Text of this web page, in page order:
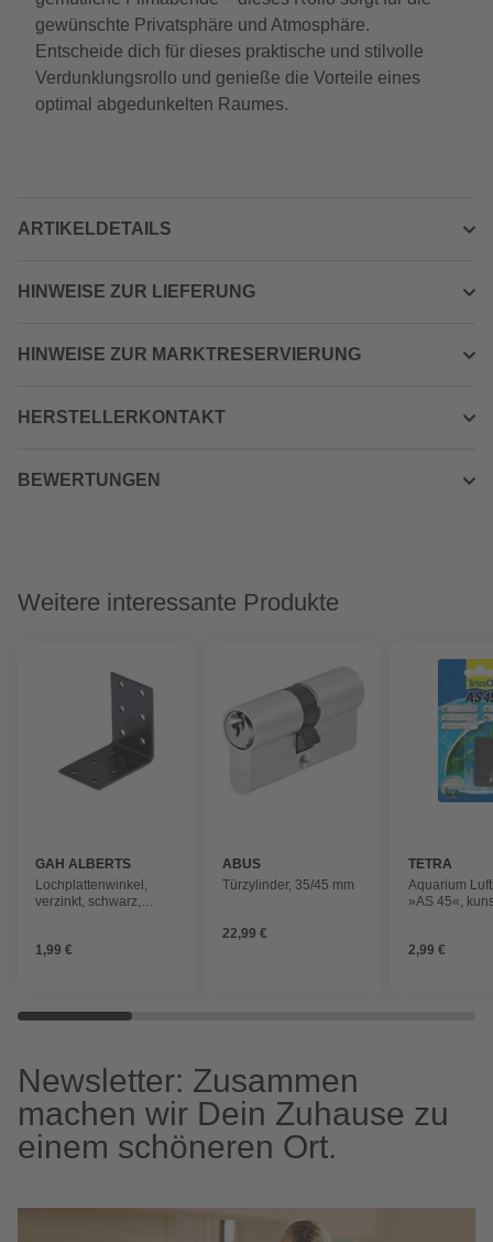
gewünschte Privatsphäre und Atmosphäre.
Entscheide dich für dieses praktische und stilvolle
Verdunklungsrollo und genieße die Vorteile eines
optimal abgedunkelten Raumes.
ARTIKELDETAILS
HINWEISE ZUR LIEFERUNG
HINWEISE ZUR MARKTRESERVIERUNG
HERSTELLERKONTAKT
BEWERTUNGEN
Weitere interessante Produkte
GAH ALBERTS
Lochplattenwinkel,
verzinkt, schwarz,
1,99 €
ABUS
Türzylinder, 35/45 mm
22,99 €
TETRA
Aquarium
»AS 45«,
2,99 €
Newsletter: Zusammen
machen wir Dein Zuhause zu
einem schöneren Ort.